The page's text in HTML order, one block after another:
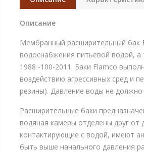
Описание
Мембранный расширительный бак
водоснабжения питьевой водой, а
1988 -100-2011. Баки Flamco
воздействию агрессивных сред и
резины). Давление воды не
Расширительные баки
водяная камеры отделены друг от
контактирующие с водой, имеют
быть выше начального давления